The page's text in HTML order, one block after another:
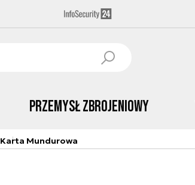
Przemysł Zbrojeniowy
Karta Mundurowa